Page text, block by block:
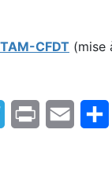
CFDT (mise
Telegram
Print Email